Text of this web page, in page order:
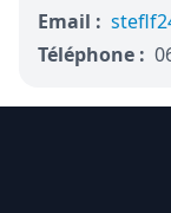
Email :
Téléphone :